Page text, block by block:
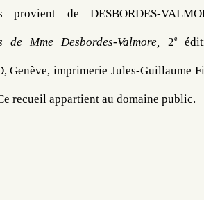
provient de DESBORDES-
de Mme Desbordes-Valmore, 2e
Genève, imprimerie Jules-Guillaume
recueil appartient au domaine public.